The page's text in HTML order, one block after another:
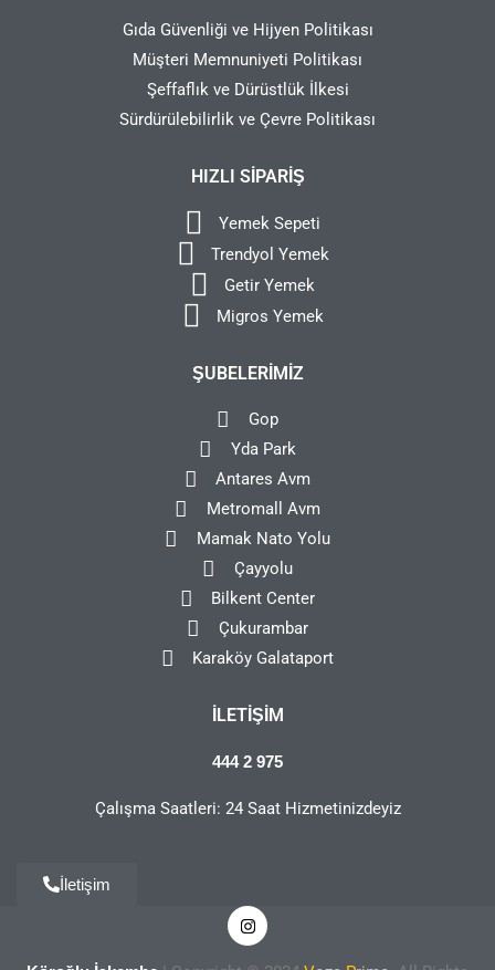
Gıda Güvenliği ve Hijyen Politikası
Müşteri Memnuniyeti Politikası
Şeffaflık ve Dürüstlük İlkesi
Sürdürülebilirlik ve Çevre Politikası
HIZLI SIPARIŞ
Yemek Sepeti
Trendyol Yemek
Getir Yemek
Migros Yemek
ŞUBELERIMIZ
Gop
Yda Park
Antares Avm
Metromall Avm
Mamak Nato Yolu
Çayyolu
Bilkent Center
Çukurambar
Karaköy Galataport
İLETIŞIM
444 2 975
Çalışma Saatleri: 24 Saat Hizmetinizdeyiz
İletişim